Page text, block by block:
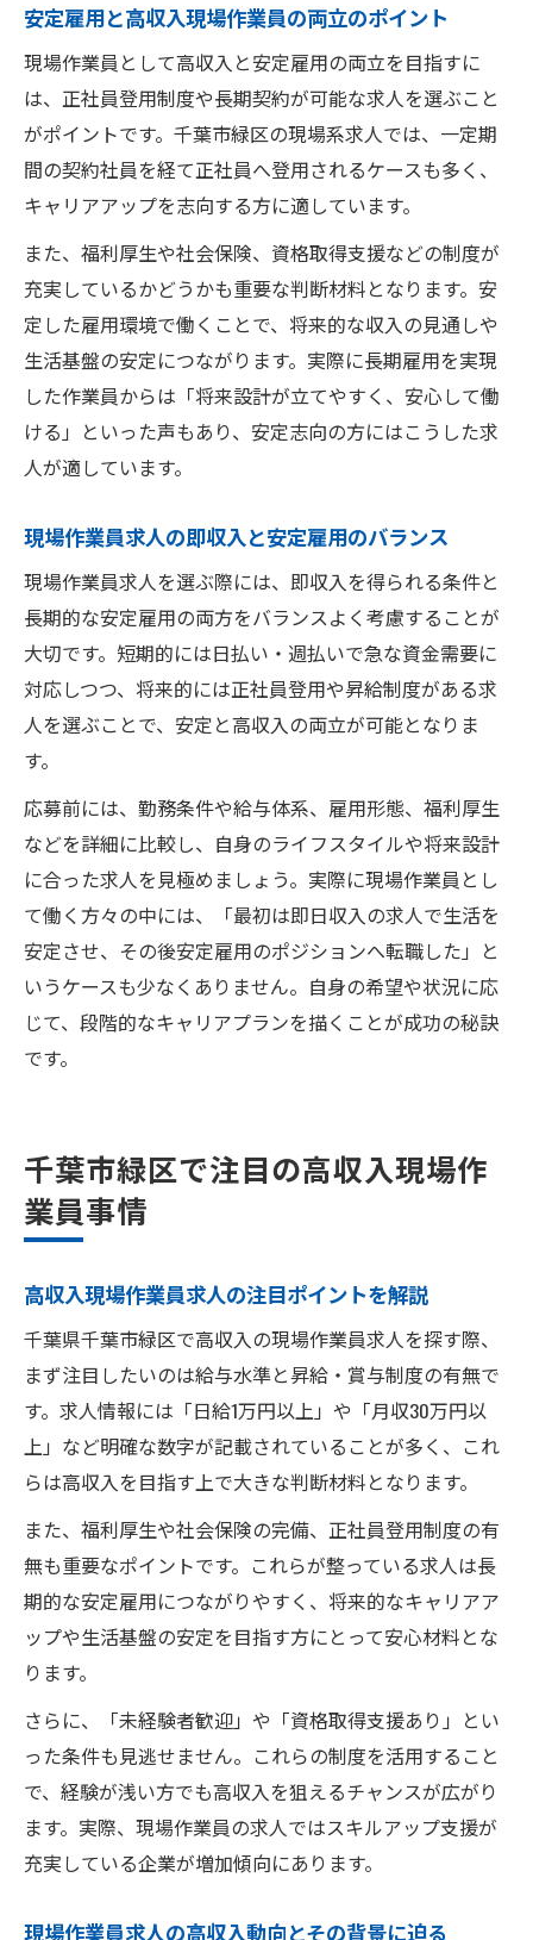
安定雇用と高収入現場作業員の両立のポイント
現場作業員として高収入と安定雇用の両立を目指すに
は、正社員登用制度や長期契約が可能な求人を選ぶこと
がポイントです。千葉市緑区の現場系求人では、一定期
間の契約社員を経て正社員へ登用されるケースも多く、
キャリアアップを志向する方に適しています。
また、福利厚生や社会保険、資格取得支援などの制度が
充実しているかどうかも重要な判断材料となります。安
定した雇用環境で働くことで、将来的な収入の見通しや
生活基盤の安定につながります。実際に長期雇用を実現
した作業員からは「将来設計が立てやすく、安心して働
ける」といった声もあり、安定志向の方にはこうした求
人が適しています。
現場作業員求人の即収入と安定雇用のバランス
現場作業員求人を選ぶ際には、即収入を得られる条件と
長期的な安定雇用の両方をバランスよく考慮することが
大切です。短期的には日払い・週払いで急な資金需要に
対応しつつ、将来的には正社員登用や昇給制度がある求
人を選ぶことで、安定と高収入の両立が可能となりま
す。
応募前には、勤務条件や給与体系、雇用形態、福利厚生
などを詳細に比較し、自身のライフスタイルや将来設計
に合った求人を見極めましょう。実際に現場作業員とし
て働く方々の中には、「最初は即日収入の求人で生活を
安定させ、その後安定雇用のポジションへ転職した」と
いうケースも少なくありません。自身の希望や状況に応
じて、段階的なキャリアプランを描くことが成功の秘訣
です。
千葉市緑区で注目の高収入現場作
業員事情
高収入現場作業員求人の注目ポイントを解説
千葉県千葉市緑区で高収入の現場作業員求人を探す際、
まず注目したいのは給与水準と昇給・賞与制度の有無で
す。求人情報には「日給1万円以上」や「月収30万円以
上」など明確な数字が記載されていることが多く、これ
らは高収入を目指す上で大きな判断材料となります。
また、福利厚生や社会保険の完備、正社員登用制度の有
無も重要なポイントです。これらが整っている求人は長
期的な安定雇用につながりやすく、将来的なキャリアア
ップや生活基盤の安定を目指す方にとって安心材料とな
ります。
さらに、「未経験者歓迎」や「資格取得支援あり」とい
った条件も見逃せません。これらの制度を活用すること
で、経験が浅い方でも高収入を狙えるチャンスが広がり
ます。実際、現場作業員の求人ではスキルアップ支援が
充実している企業が増加傾向にあります。
現場作業員求人の高収入動向とその背景に迫る